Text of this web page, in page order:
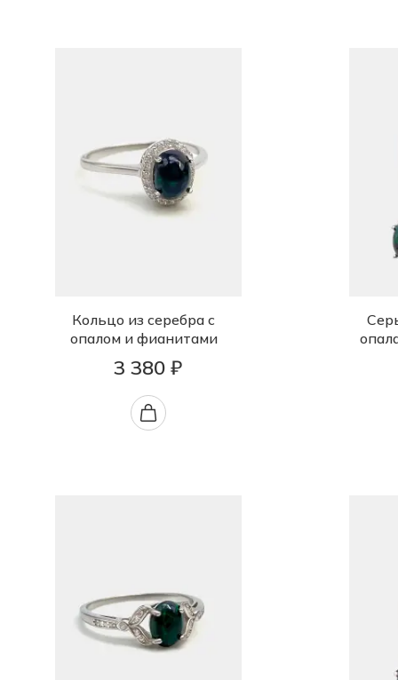
Кольцо из серебра с
опалом и фианитами
3 380 ₽